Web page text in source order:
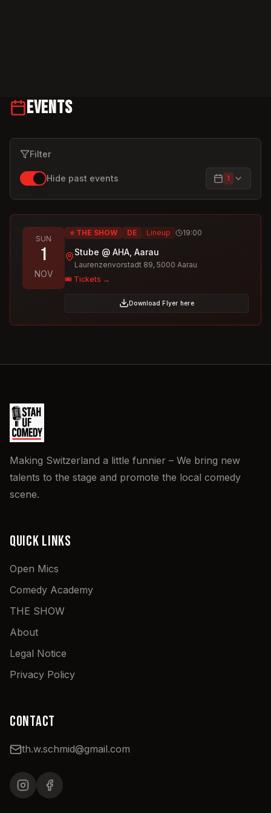
Events
Filter
Hide past events 1
SUN
1
NOV
⭐ THE SHOW DE Lineup 19:00
Stube @ AHA, Aarau
Laurenzenvorstadt 89, 5000 Aarau
🎟️ Tickets →
Download Flyer here
Making Switzerland a little funnier – We bring new
talents to the stage and promote the local comedy
scene.
QUICK LINKS
Open Mics
Comedy Academy
THE SHOW
About
Legal Notice
Privacy Policy
CONTACT
th.w.schmid@gmail.com